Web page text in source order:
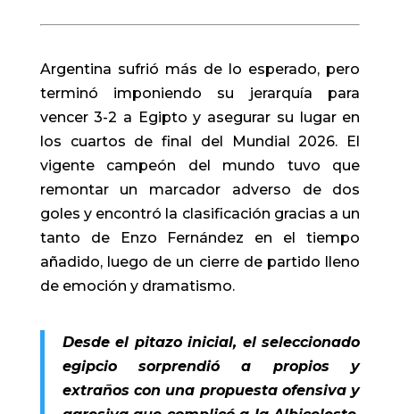
Argentina sufrió más de lo esperado, pero
terminó imponiendo su jerarquía para
vencer 3-2 a Egipto y asegurar su lugar en
los cuartos de final del Mundial 2026. El
vigente campeón del mundo tuvo que
remontar un marcador adverso de dos
goles y encontró la clasificación gracias a un
tanto de Enzo Fernández en el tiempo
añadido, luego de un cierre de partido lleno
de emoción y dramatismo.
Desde el pitazo inicial, el seleccionado
egipcio sorprendió a propios y
extraños con una propuesta ofensiva y